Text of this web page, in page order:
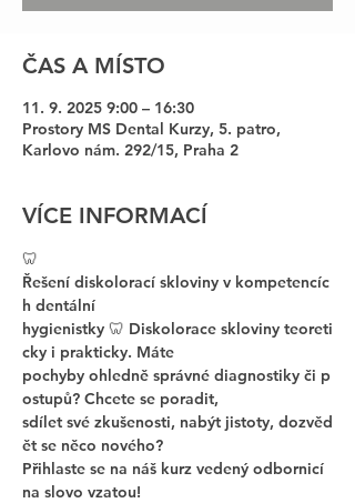
ČAS A MÍSTO
11. 9. 2025 9:00 – 16:30
Prostory MS Dental Kurzy, 5. patro,
Karlovo nám. 292/15, Praha 2
VÍCE INFORMACÍ
🦷
Řešení diskolorací skloviny v kompetencíc
h dentální
hygienistky 🦷 Diskolorace skloviny teoreti
cky i prakticky. Máte
pochyby ohledně správné diagnostiky či p
ostupů? Chcete se poradit,
sdílet své zkušenosti, nabýt jistoty, dozvěd
ět se něco nového?
Přihlaste se na náš kurz vedený odbornicí
na slovo vzatou!